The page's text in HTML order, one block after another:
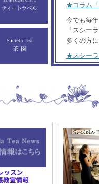
★コラム「
今でも毎
「スシー
多くの方
★スシー